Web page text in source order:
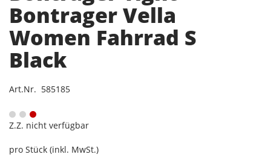
Bontrager Vella
Women Fahrrad S
Black
Art.Nr. 585185
Z.Z. nicht verfügbar
pro Stück (inkl. MwSt.)